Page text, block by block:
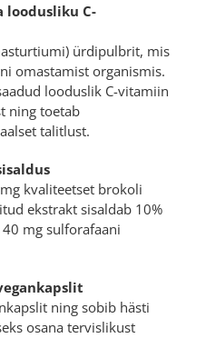
loodusliku C-
ürdipulbrit, mis
omastamist organismis.
looduslik C-vitamiin
ning toetab
talitlust.
kvaliteetset brokoli
ekstrakt sisaldab 10%
mg sulforafaani
ning sobib hästi
osana tervislikust